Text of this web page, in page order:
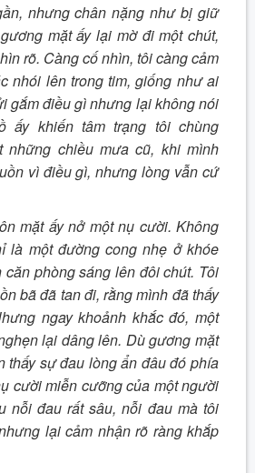
nhưng chân nặng như bị giữ
mặt ấy lại mờ đi một chút,
rõ. Càng cố nhìn, tôi càng cảm
nhói lên trong tim, giống như ai
gắm điều gì nhưng lại không nói
ấy khiến tâm trạng tôi chùng
những chiều mưa cũ, khi mình
vì điều gì, nhưng lòng vẫn cứ
mặt ấy nở một nụ cười. Không
là một đường cong nhẹ ở khóe
phòng sáng lên đôi chút. Tôi
bã đã tan đi, rằng mình đã thấy
ngay khoảnh khắc đó, một
lại dâng lên. Dù gương mặt
thấy sự đau lòng ẩn đâu đó phía
cười miễn cưỡng của một người
nỗi đau rất sâu, nỗi đau mà tôi
lại cảm nhận rõ ràng khắp